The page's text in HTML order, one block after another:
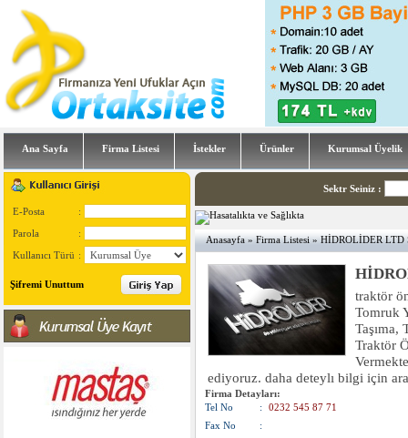
Ana Sayfa Firma Listesi İstekler Ürünler Kurumsal Üyelik
E-Posta :
Parola :
Kullanıcı Türü :
Şifremi Unuttum
Sektr Seiniz :
Anasayfa»Firma Listesi» HİDROLİDER LTD
traktör
Tomruk
Taşıma,
Traktör
ediyoruz. daha deteylı bilgi için
Firma Detayları:
Tel No
:
0232 545 87 71
Fax No
: